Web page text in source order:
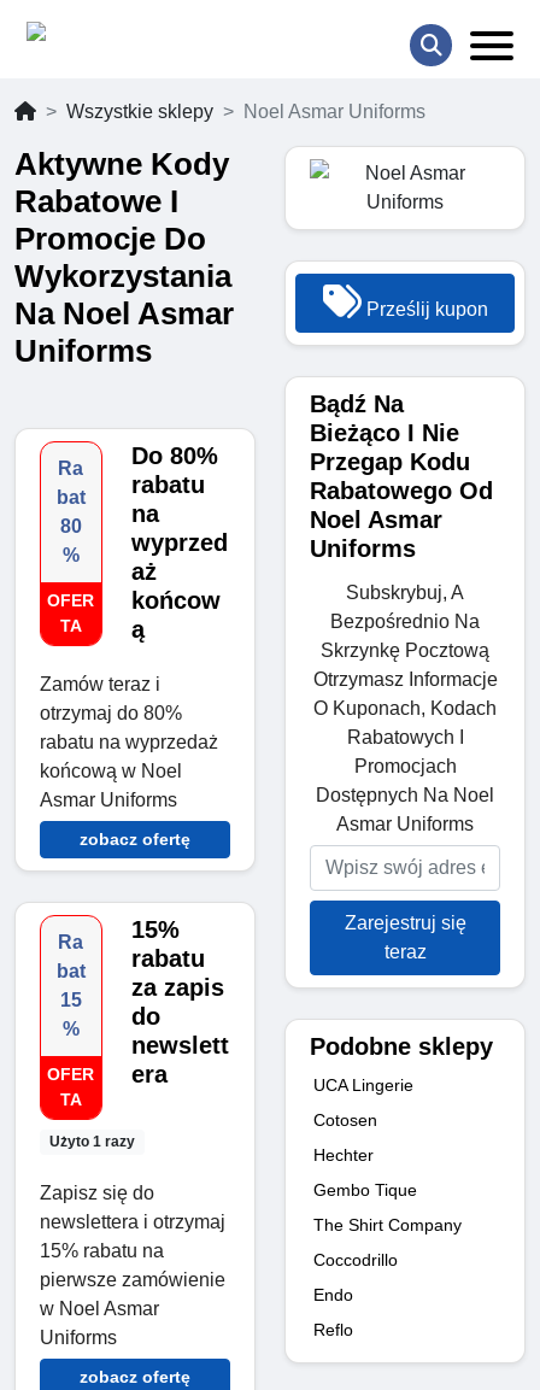
Wszystkie sklepy Noel Asmar Uniforms
Aktywne Kody
Rabatowe I
Promocje Do
Wykorzystania
Na Noel Asmar
Uniforms
Ra
bat
80
%
OFER
TA
Do 80%
rabatu
na
wyprzed
aż
końcow
ą
Zamów teraz i
otrzymaj do 80%
rabatu na wyprzedaż
końcową w Noel
Asmar Uniforms
zobacz ofertę
Ra
bat
15
%
OFER
TA
Użyto 1 razy
15%
rabatu
za zapis
do
newslett
era
Zapisz się do
newslettera i otrzymaj
15% rabatu na
pierwsze zamówienie
w Noel Asmar
Uniforms
zobacz ofertę
Prześlij kupon
Bądź Na
Bieżąco I Nie
Przegap Kodu
Rabatowego Od
Noel Asmar
Uniforms
Subskrybuj, A
Bezpośrednio Na
Skrzynkę Pocztową
Otrzymasz Informacje
O Kuponach, Kodach
Rabatowych I
Promocjach
Dostępnych Na Noel
Asmar Uniforms
Zarejestruj się
teraz
Podobne sklepy
UCA Lingerie
Cotosen
Hechter
Gembo Tique
The Shirt Company
Coccodrillo
Endo
Reflo